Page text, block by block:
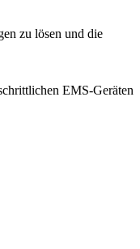
zu lösen und die
EMS-Geräten